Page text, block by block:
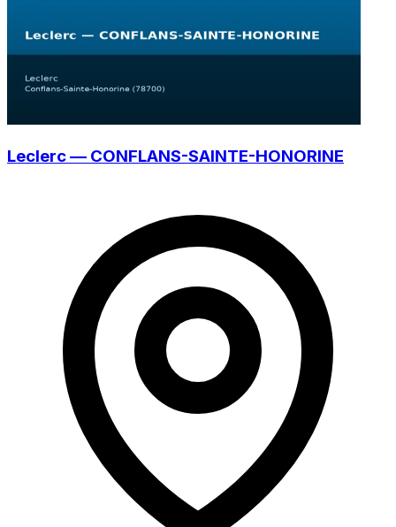
Leclerc — CONFLANS-SAINTE-HONORINE